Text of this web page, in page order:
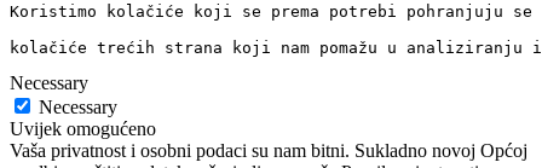
Koristimo kolačiće koji se prema potrebi pohranjuju
kolačiće trećih strana koji nam pomažu u
Necessary
Necessary
Uvijek omogućeno
Vaša privatnost i osobni podaci su nam bitni. Sukladno novoj Općoj